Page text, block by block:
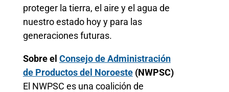
proteger la tierra, el aire y el agua de
nuestro estado hoy y para las
generaciones futuras.
Sobre el Consejo de Administración
de Productos del Noroeste(NWPSC)
El NWPSC es una coalición de